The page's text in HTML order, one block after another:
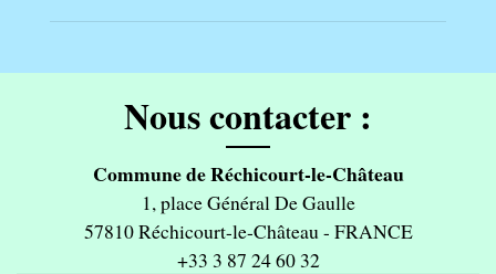
Nous contacter :
Commune de Réchicourt-le-Château
1, place Général De Gaulle
57810 Réchicourt-le-Château - FRANCE
+33 3 87 24 60 32